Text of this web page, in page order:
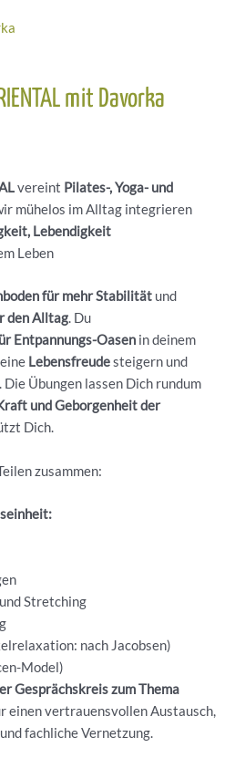
mit Davorka
vereint Pilates-, Yoga- und
mühelos im Alltag integrieren
Lebendigkeit
Leben
für mehr Stabilität und
den Alltag. Du
Entpannungs-Oasen in deinem
Lebensfreudesteigern und
Übungen lassen Dich rundum
und Geborgenheit der
Dich.
zusammen:
Stretching
nach Jacobsen)
Model)
Gesprächskreiszum Thema
einen vertrauensvollen Austausch,
fachliche Vernetzung.